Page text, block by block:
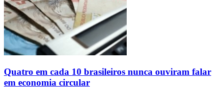
Quatro em cada 10 brasileiros nunca ouviram falar
em economia circular